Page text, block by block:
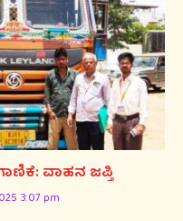
ವಾಹನ ಜಪ್ತಿ
3:07 pm